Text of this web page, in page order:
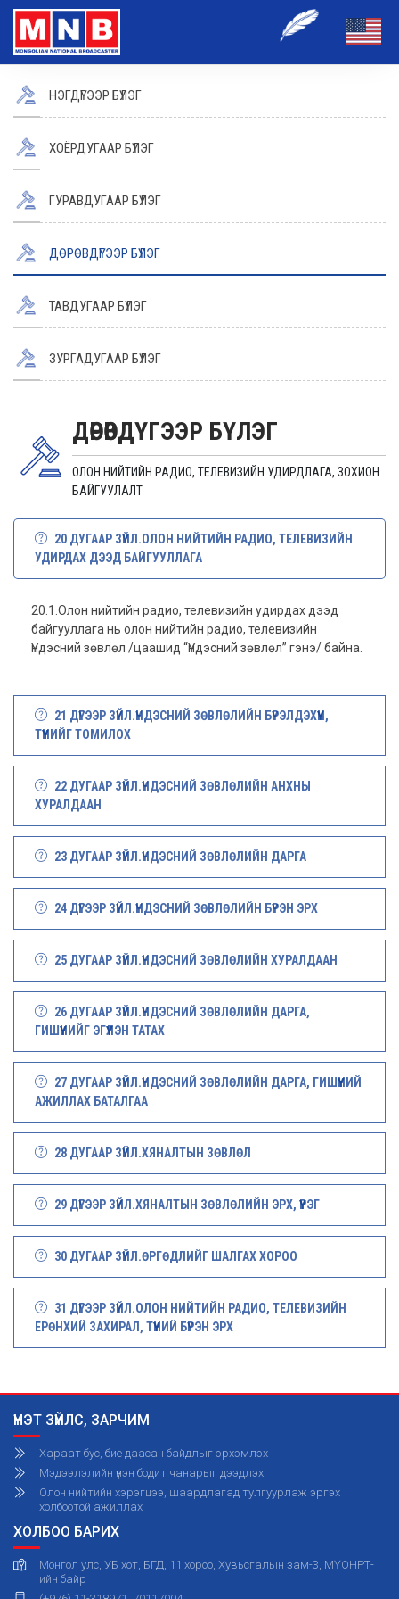
НЭГДҮГЭЭР БҮЛЭГ
ХОЁРДУГААР БҮЛЭГ
ГУРАВДУГААР БҮЛЭГ
ДӨРӨВДҮГЭЭР БҮЛЭГ
ТАВДУГААР БҮЛЭГ
ЗУРГАДУГААР БҮЛЭГ
ДӨРӨВДҮГЭЭР БҮЛЭГ
ОЛОН НИЙТИЙН РАДИО, ТЕЛЕВИЗИЙН УДИРДЛАГА, ЗОХИОН
БАЙГУУЛАЛТ
20 ДУГААР ЗҮЙЛ.ОЛОН НИЙТИЙН РАДИО, ТЕЛЕВИЗИЙН
УДИРДАХ ДЭЭД БАЙГУУЛЛАГА
20.1.Олон нийтийн радио, телевизийн удирдах дээд
байгууллага нь олон нийтийн радио, телевизийн
Үндэсний зөвлөл /цаашид “Үндэсний зөвлөл” гэнэ/ байна.
21 ДҮГЭЭР ЗҮЙЛ.ҮНДЭСНИЙ ЗӨВЛӨЛИЙН БҮРЭЛДЭХҮҮН,
ТҮҮНИЙГ ТОМИЛОХ
22 ДУГААР ЗҮЙЛ.ҮНДЭСНИЙ ЗӨВЛӨЛИЙН АНХНЫ
ХУРАЛДААН
23 ДУГААР ЗҮЙЛ.ҮНДЭСНИЙ ЗӨВЛӨЛИЙН ДАРГА
24 ДҮГЭЭР ЗҮЙЛ.ҮНДЭСНИЙ ЗӨВЛӨЛИЙН БҮРЭН ЭРХ
25 ДУГААР ЗҮЙЛ.ҮНДЭСНИЙ ЗӨВЛӨЛИЙН ХУРАЛДААН
26 ДУГААР ЗҮЙЛ.ҮНДЭСНИЙ ЗӨВЛӨЛИЙН ДАРГА,
ГИШҮҮНИЙГ ЭГҮҮЛЭН ТАТАХ
27 ДУГААР ЗҮЙЛ.ҮНДЭСНИЙ ЗӨВЛӨЛИЙН ДАРГА, ГИШҮҮНИЙ
АЖИЛЛАХ БАТАЛГАА
28 ДУГААР ЗҮЙЛ.ХЯНАЛТЫН ЗӨВЛӨЛ
29 ДҮГЭЭР ЗҮЙЛ.ХЯНАЛТЫН ЗӨВЛӨЛИЙН ЭРХ, ҮҮРЭГ
30 ДУГААР ЗҮЙЛ.ӨРГӨДЛИЙГ ШАЛГАХ ХОРОО
31 ДҮГЭЭР ЗҮЙЛ.ОЛОН НИЙТИЙН РАДИО, ТЕЛЕВИЗИЙН
ЕРӨНХИЙ ЗАХИРАЛ, ТҮҮНИЙ БҮРЭН ЭРХ
ҮНЭТ ЗҮЙЛС, ЗАРЧИМ
Хараат бус, бие даасан байдлыг эрхэмлэх
Мэдээлэлийн үнэн бодит чанарыг дээдлэх
Олон нийтийн хэрэгцээ, шаардлагад тулгуурлаж эргэх
холбоотой ажиллах
ХОЛБОО БАРИХ
Монгол улс, УБ хот, БГД, 11 хороо, Хувьсгалын зам-3, МҮОНРТ-
ийн байр